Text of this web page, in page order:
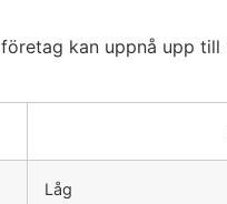
kan uppnå upp
Låg